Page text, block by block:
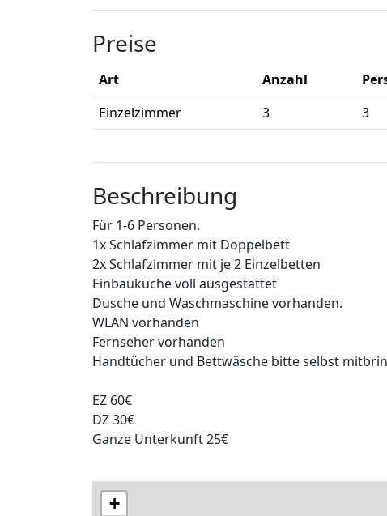
Preise
Art Anzahl
Einzelzimmer
3 3
Beschreibung
Für 1-6 Personen.
1x Schlafzimmer mit Doppelbett
2x Schlafzimmer mit je 2 Einzelbetten
Einbauküche voll ausgestattet
Dusche und Waschmaschine vorhanden.
WLAN vorhanden
Fernseher vorhanden
Handtücher und Bettwäsche bitte selbst
EZ 60€
DZ 30€
Ganze Unterkunft 25€
+